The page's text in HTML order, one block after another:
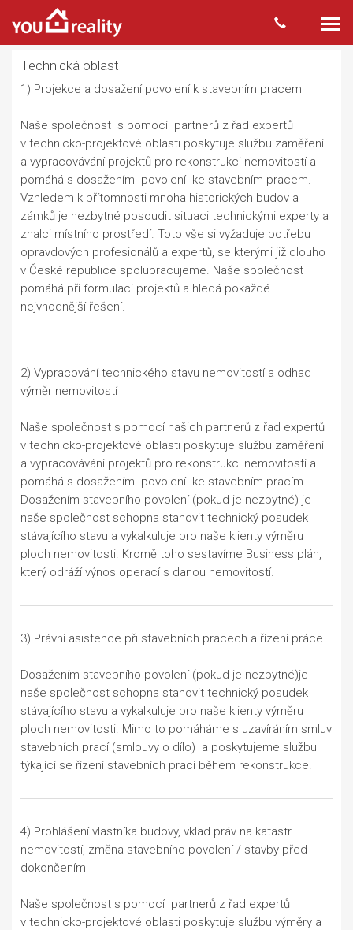
Technická oblast
1) Projekce a dosažení povolení k stavebním pracem
Naše společnost s pomocí partnerů z řad expertů
v technicko-projektové oblasti poskytuje službu zaměření
a vypracovávání projektů pro rekonstrukci nemovitostí a
pomáhá s dosažením povolení ke stavebním pracem.
Vzhledem k přítomnosti mnoha historických budov a
zámků je nezbytné posoudit situaci technickými experty a
znalci místního prostředí. Toto vše si vyžaduje potřebu
opravdových profesionálů a expertů, se kterými již dlouho
v České republice spolupracujeme. Naše společnost
pomáhá při formulaci projektů a hledá pokaždé
nejvhodnější řešení.
2) Vypracování technického stavu nemovitostí a odhad
výměr nemovitostí
Naše společnost s pomocí našich partnerů z řad expertů
v technicko-projektové oblasti poskytuje službu zaměření
a vypracovávání projektů pro rekonstrukci nemovitostí a
pomáhá s dosažením povolení ke stavebním pracím.
Dosažením stavebního povolení (pokud je nezbytné) je
naše společnost schopna stanovit technický posudek
stávajícího stavu a vykalkuluje pro naše klienty výměru
ploch nemovitosti. Kromě toho sestavíme Business plán,
který odráží výnos operací s danou nemovitostí.
3) Právní asistence při stavebních pracech a řízení práce
Dosažením stavebního povolení (pokud je nezbytné)je
naše společnost schopna stanovit technický posudek
stávajícího stavu a vykalkuluje pro naše klienty výměru
ploch nemovitosti. Mimo to pomáháme s uzavíráním smluv
stavebních prací (smlouvy o dílo) a poskytujeme službu
týkající se řízení stavebních prací během rekonstrukce.
4) Prohlášení vlastníka budovy, vklad práv na katastr
nemovitostí, změna stavebního povolení / stavby před
dokončením
Naše společnost s pomocí partnerů z řad expertů
v technicko-projektové oblasti poskytuje službu výměry a